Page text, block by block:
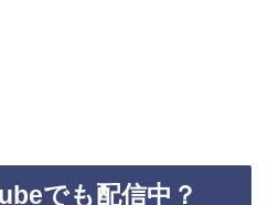
でも配信中？